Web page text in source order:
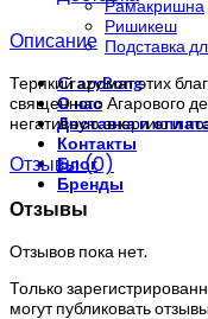
Рамакришна
Ришикеш
Подставка
CrazyBong
О нас
Доставка и
Контакты
Блог
Бренды
Описание
Терпкий аромат этих
священного Агарового
негативную энергию и
Отзывы (0)
Отзывы
Отзывов пока нет.
Только
могут публиковать